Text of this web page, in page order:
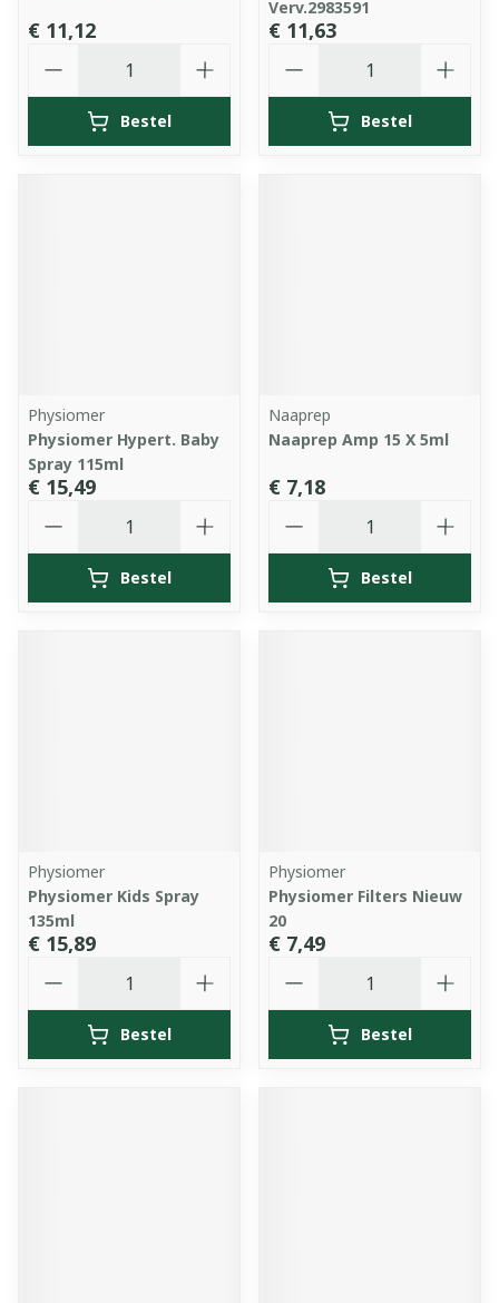
€ 11,12
Bestel
Verv.2983591
€ 11,63
Bestel
Physiomer
Physiomer Hypert. Baby
Spray 115ml
€ 15,49
Bestel
Naaprep
Naaprep Amp 15 X 5ml
€ 7,18
Bestel
Physiomer
Physiomer Kids Spray
135ml
€ 15,89
Bestel
Physiomer
Physiomer Filters Nieuw
20
€ 7,49
Bestel